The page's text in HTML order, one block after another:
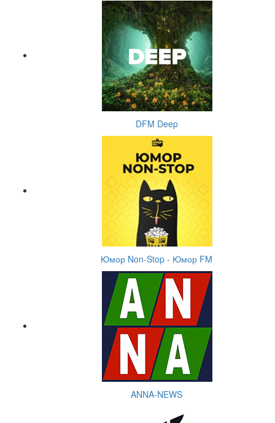
DFM Deep
Юмор Non-Stop - Юмор FM
ANNA-NEWS